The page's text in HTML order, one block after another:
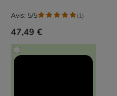
47,49 €
Avis: 5/5 (1)